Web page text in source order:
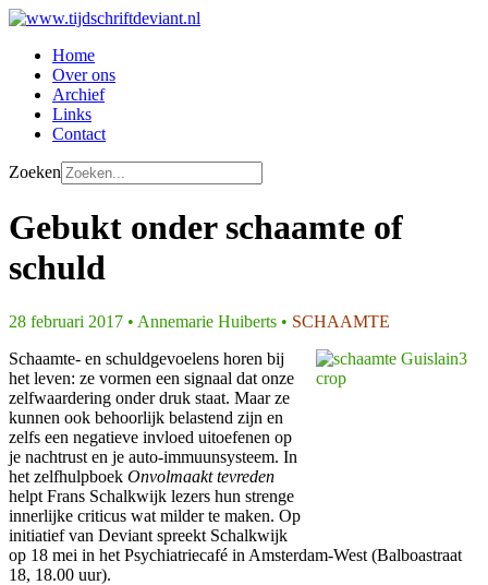
Home
Over ons
Archief
Links
Contact
Zoeken
Gebukt onder schaamte of
schuld
28 februari 2017 • Annemarie Huiberts • SCHAAMTE
Schaamte- en schuldgevoelens horen bij
het leven: ze vormen een signaal dat onze
zelfwaardering onder druk staat. Maar ze
kunnen ook behoorlijk belastend zijn en
zelfs een negatieve invloed uitoefenen op
je nachtrust en je auto-immuunsysteem. In
het zelfhulpboek Onvolmaakt tevreden
helpt Frans Schalkwijk lezers hun strenge
innerlijke criticus wat milder te maken. Op
initiatief van Deviant spreekt Schalkwijk
op 18 mei in het Psychiatriecafé in Amsterdam-West (Balboastraat
18, 18.00 uur).